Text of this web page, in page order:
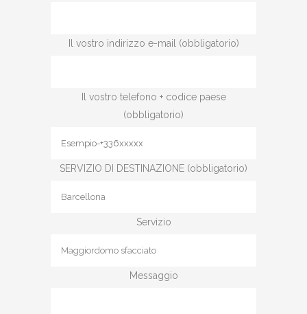
Il vostro indirizzo e-mail (obbligatorio)
Il vostro telefono + codice paese
(obbligatorio)
SERVIZIO DI DESTINAZIONE (obbligatorio)
Servizio
Messaggio